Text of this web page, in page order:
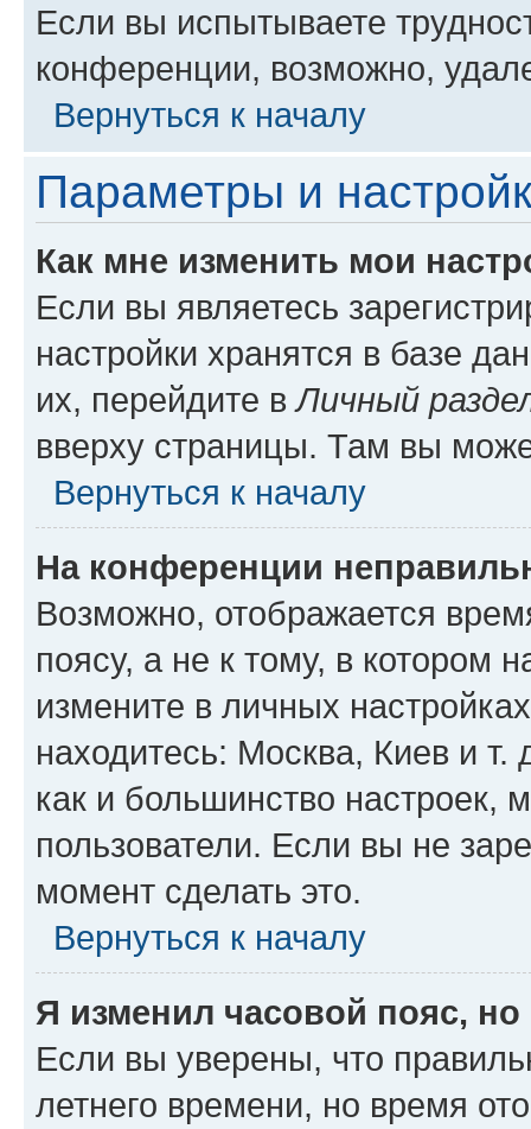
Если вы испытываете
конференции, возможно,
Вернуться к началу
Параметры и
Как мне изменить мои
Если вы являетесь
настройки хранятся в базе
их, перейдите вЛичный
вверху страницы. Там вы
Вернуться к началу
На конференции
Возможно, отображается
поясу, а не к тому, в котором
измените в личных
находитесь: Москва, Киев и т.
как и большинство настроек,
пользователи. Если вы не
момент сделать это.
Вернуться к началу
Я изменил часовой пояс,
Если вы уверены, что
летнего времени, но время